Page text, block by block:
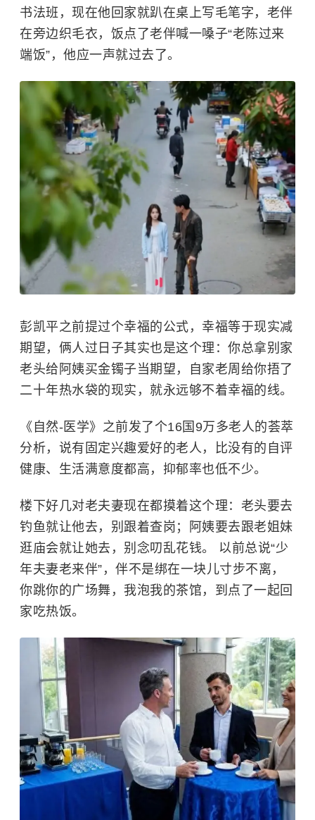
书法班，现在他回家就趴在桌上写毛笔字，老伴
在旁边织毛衣，饭点了老伴喊一嗓子“老陈过来
端饭”，他应一声就过去了。
彭凯平之前提过个幸福的公式，幸福等于现实减
期望，俩人过日子其实也是这个理：你总拿别家
老头给阿姨买金镯子当期望，自家老周给你捂了
二十年热水袋的现实，就永远够不着幸福的线。
《自然-医学》之前发了个16国9万多老人的荟萃
分析，说有固定兴趣爱好的老人，比没有的自评
健康、生活满意度都高，抑郁率也低不少。
楼下好几对老夫妻现在都摸着这个理：老头要去
钓鱼就让他去，别跟着查岗；阿姨要去跟老姐妹
逛庙会就让她去，别念叨乱花钱。 以前总说“少
年夫妻老来伴”，伴不是绑在一块儿寸步不离，
你跳你的广场舞，我泡我的茶馆，到点了一起回
家吃热饭。